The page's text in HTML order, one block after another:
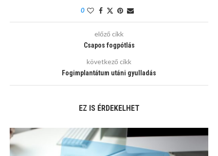
0
előző cikk
Csapos fogpótlás
következő cikk
Fogimplantátum utáni gyulladás
EZ IS ÉRDEKELHET